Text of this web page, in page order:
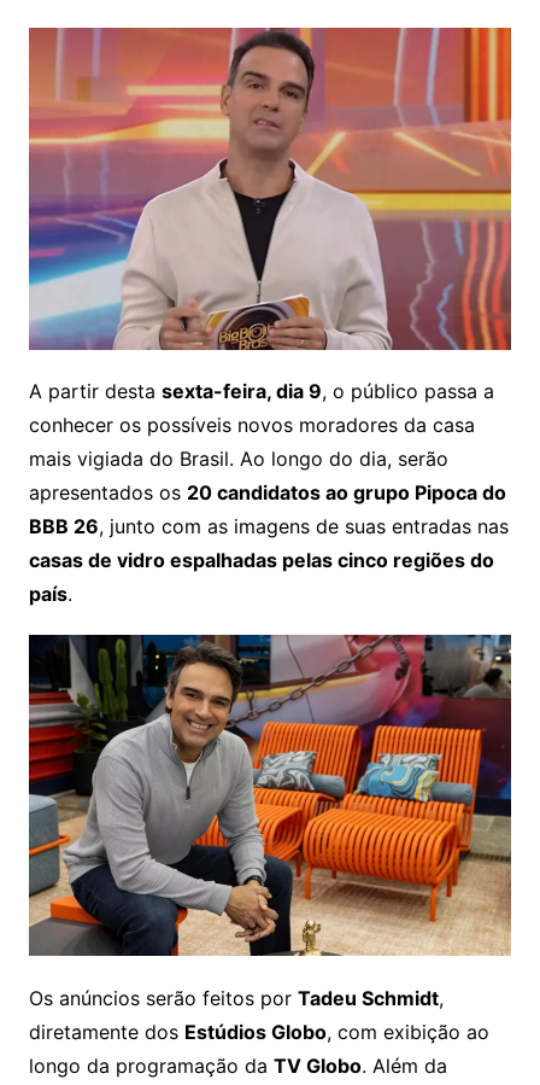
A partir desta sexta-feira, dia 9, o público passa a
conhecer os possíveis novos moradores da casa
mais vigiada do Brasil. Ao longo do dia, serão
apresentados os 20 candidatos ao grupo Pipoca do
BBB 26, junto com as imagens de suas entradas nas
casas de vidro espalhadas pelas cinco regiões do
país.
Os anúncios serão feitos por Tadeu Schmidt,
diretamente dos Estúdios Globo, com exibição ao
longo da programação da TV Globo. Além da